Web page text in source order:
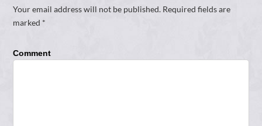
Your email address will not be published. Required fields are
marked *
Comment